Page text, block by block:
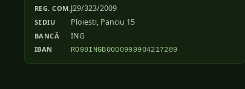
REG. COM.J29/323/2009
SEDIU Ploiesti, Panciu 15
BANCĂ ING
IBAN RO98INGB0000999904217289